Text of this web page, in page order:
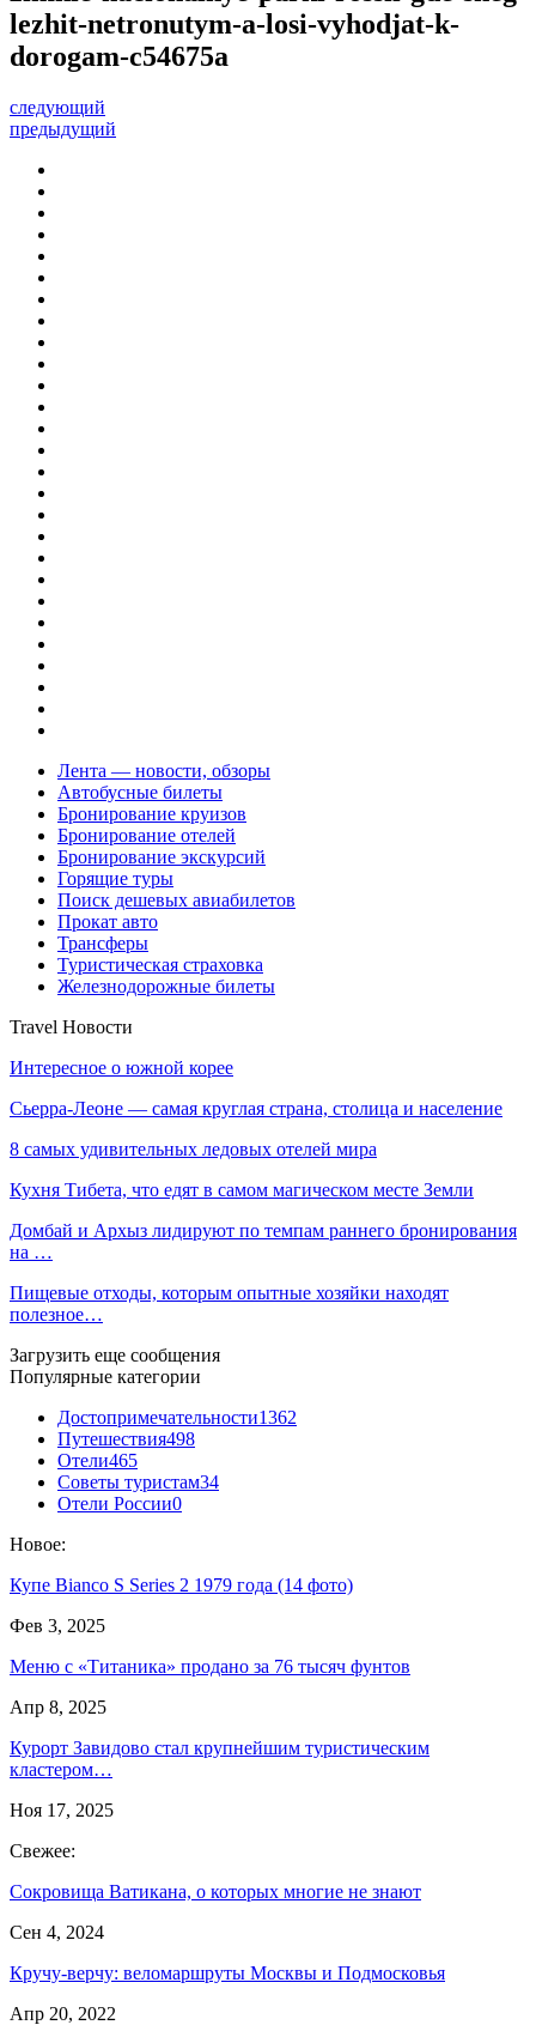
lezhit-netronutym-a-losi-vyhodjat-k-
dorogam-c54675a
следующий
предыдущий
Лента — новости, обзоры
Автобусные билеты
Бронирование круизов
Бронирование отелей
Бронирование экскурсий
Горящие туры
Поиск дешевых авиабилетов
Прокат авто
Трансферы
Туристическая страховка
Железнодорожные билеты
Travel Новости
Интересное о южной корее
Сьерра-Леоне — самая круглая страна, столица и население
8 самых удивительных ледовых отелей мира
Кухня Тибета, что едят в самом магическом месте Земли
Домбай и Архыз лидируют по темпам раннего бронирования
на …
Пищевые отходы, которым опытные хозяйки находят
полезное…
Загрузить еще сообщения
Популярные категории
Достопримечательности1362
Путешествия498
Отели465
Советы туристам34
Отели России0
Новое:
Купе Bianco S Series 2 1979 года (14 фото)
Фев 3, 2025
Меню с «Титаника» продано за 76 тысяч фунтов
Апр 8, 2025
Курорт Завидово стал крупнейшим туристическим
кластером…
Ноя 17, 2025
Свежее:
Сокровища Ватикана, о которых многие не знают
Сен 4, 2024
Кручу-верчу: веломаршруты Москвы и Подмосковья
Апр 20, 2022